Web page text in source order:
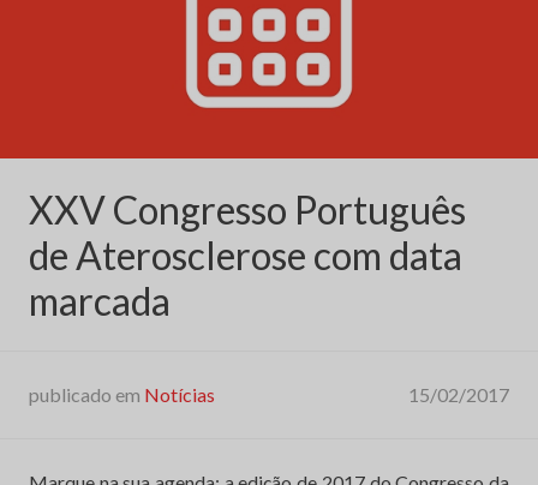
Aterosclerose”
XXV Congresso Português
de Aterosclerose com data
marcada
publicado em Notícias 15/02/2017